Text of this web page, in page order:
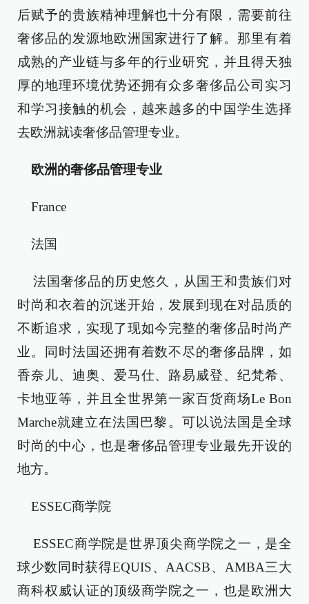
后赋予的贵族精神理解也十分有限，需要前往
奢侈品的发源地欧洲国家进行了解。那里有着
成熟的产业链与多年的行业研究，并且得天独
厚的地理环境优势还拥有众多奢侈品公司实习
和学习接触的机会，越来越多的中国学生选择
去欧洲就读奢侈品管理专业。
欧洲的奢侈品管理专业
France
法国
法国奢侈品的历史悠久，从国王和贵族们对
时尚和衣着的沉迷开始，发展到现在对品质的
不断追求，实现了现如今完整的奢侈品时尚产
业。同时法国还拥有着数不尽的奢侈品牌，如
香奈儿、迪奥、爱马仕、路易威登、纪梵希、
卡地亚等，并且全世界第一家百货商场Le Bon
Marche就建立在法国巴黎。可以说法国是全球
时尚的中心，也是奢侈品管理专业最先开设的
地方。
ESSEC商学院
ESSEC商学院是世界顶尖商学院之一，是全
球少数同时获得EQUIS、AACSB、AMBA三大
商科权威认证的顶级商学院之一，也是欧洲大